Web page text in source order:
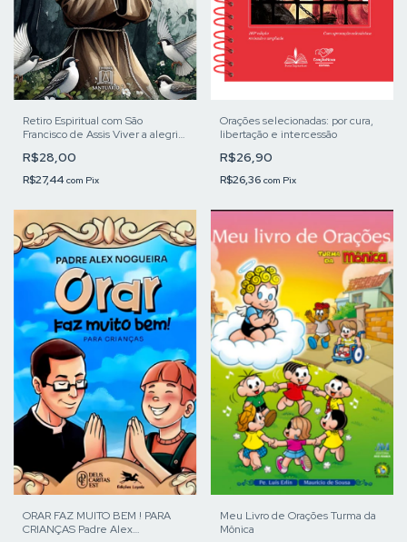
Retiro Espiritual com São
Francisco de Assis Viver a alegria
R$28,00
R$27,44 com Pix
Orações selecionadas: por cura,
libertação e intercessão
R$26,90
R$26,36 com Pix
ORAR FAZ MUITO BEM ! PARA
CRIANÇAS Padre Alex
Meu Livro de Orações Turma da
Mônica